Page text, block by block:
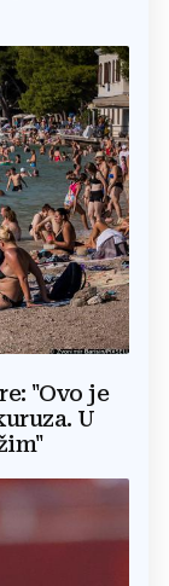
"Ovo je
U